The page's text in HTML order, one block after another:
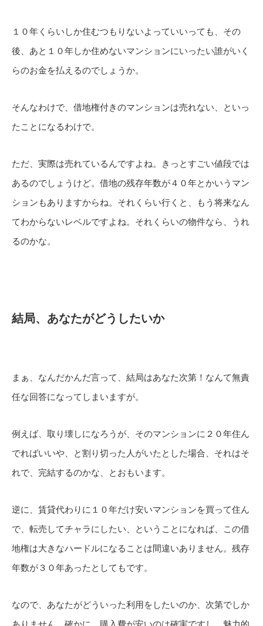
１０年くらいしか住むつもりないよっていいっても、その
後、あと１０年しか住めないマンションにいったい誰がいく
らのお金を払えるのでしょうか。
そんなわけで、借地権付きのマンションは売れない、といっ
たことになるわけで。
ただ、実際は売れているんですよね。きっとすごい値段では
あるのでしょうけど。借地の残存年数が４０年とかいうマン
ションもありますからね。それくらい行くと、もう将来なん
てわからないレベルですよね。それくらいの物件なら、うれ
るのかな。
結局、あなたがどうしたいか
まぁ、なんだかんだ言って、結局はあなた次第！なんて無責
任な回答になってしまいますが。
例えば、取り壊しになろうが、そのマンションに２０年住ん
でればいいや、と割り切った人がいたとした場合、それはそ
れで、完結するのかな、とおもいます。
逆に、賃貸代わりに１０年だけ安いマンションを買って住ん
で、転売してチャラにしたい、ということになれば、この借
地権は大きなハードルになることは間違いありません。残存
年数が３０年あったとしてもです。
なので、あなたがどういった利用をしたいのか、次第でしか